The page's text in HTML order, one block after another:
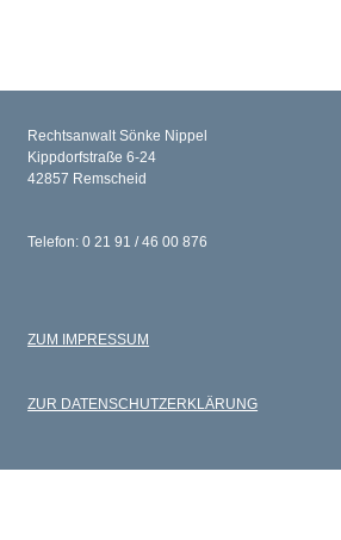
Rechtsanwalt Sönke Nippel
Kippdorfstraße 6-24
42857 Remscheid
Telefon: 0 21 91 / 46 00 876
ZUM IMPRESSUM
ZUR DATENSCHUTZERKLÄRUNG